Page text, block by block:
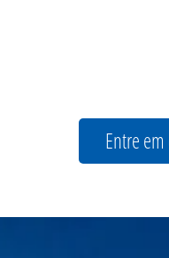
Entre